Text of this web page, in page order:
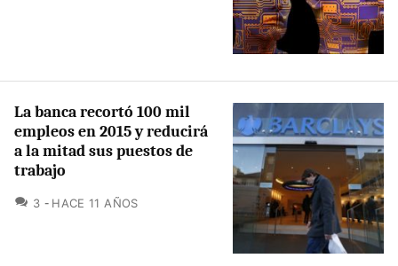
La banca recortó 100 mil
empleos en 2015 y reducirá
a la mitad sus puestos de
trabajo
3 COMENTARIOS
HACE 11 AÑOS